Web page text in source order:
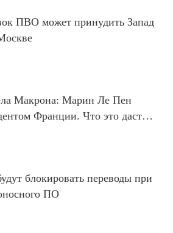
ПВО может принудить Запад
Макрона: Марин Ле Пен
Франции. Что это даст
блокировать переводы при
ПО